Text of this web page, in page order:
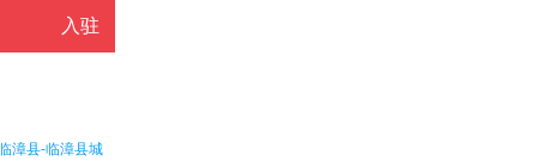
入驻
漳县-临漳县城